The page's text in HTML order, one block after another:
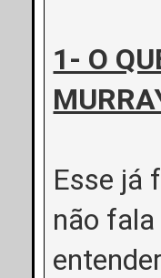
1- O
Esse já
não